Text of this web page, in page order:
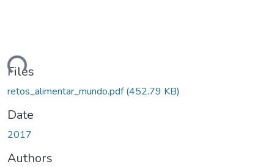
Files
retos_alimentar_mundo.pdf(452.79 KB)
Date
2017
Authors